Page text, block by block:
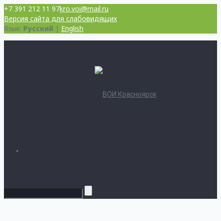
+7 391 212 11 97kro.voi@mail.ru
Версия сайта для слабовидящих
Язык: Русский | English